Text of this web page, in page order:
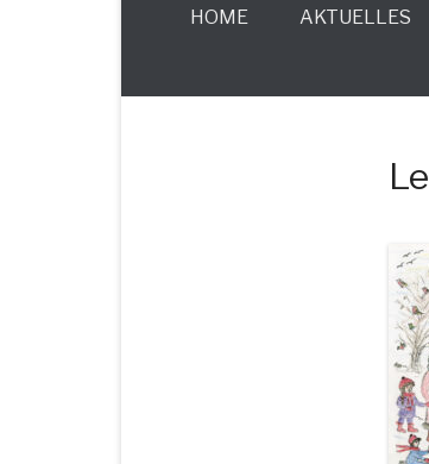
HOME AKTUELLES